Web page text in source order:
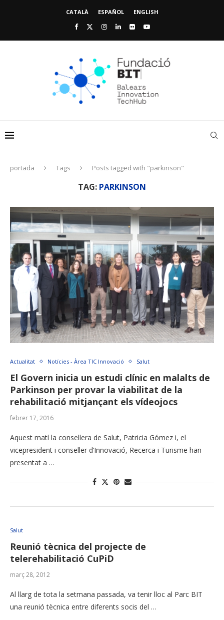
CATALÀ ESPAÑOL ENGLISH
portada Tags Posts tagged with "parkinson"
TAG: PARKINSON
Actualitat Notícies - Àrea TIC Innovació Salut
El Govern inicia un estudi clínic en malalts de
Parkinson per provar la viabilitat de la
rehabilitació mitjançant els vídeojocs
febrer 17, 2016
Aquest matí la consellera de Salut, Patricia Gómez i, el
vicepresident i conseller d’Innovació, Recerca i Turisme han
presentat a …
Salut
Reunió tècnica del projecte de
telerehabilitació CuPiD
març 28, 2012
Al llarg de tota la setmana passada, va tenir lloc al Parc BIT
una reunió tècnica entre diferents socis del …